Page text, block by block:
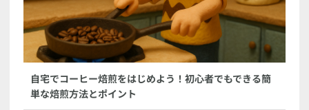
自宅でコーヒー焙煎をはじめよう！初心者でもできる簡
単な焙煎方法とポイント